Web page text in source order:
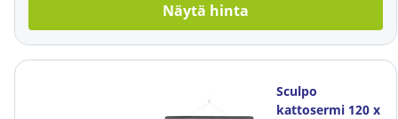
Näytä hinta
Sculpo
kattosermi 120 x